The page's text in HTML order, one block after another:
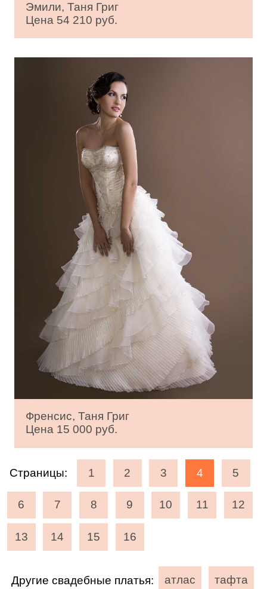
Эмили, Таня Григ
Цена 54 210 руб.
Френсис, Таня Григ
Цена 15 000 руб.
Страницы: 1 2 3 4 5
6 7 8 9 10 11 12
13 14 15 16
Другие свадебные платья: атлас тафта